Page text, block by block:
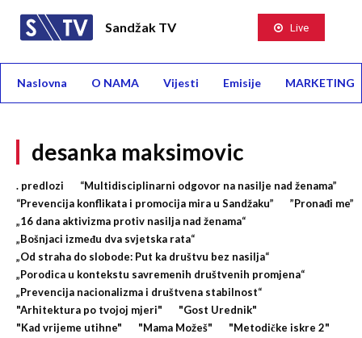
Sandžak TV Live
Naslovna O NAMA Vijesti Emisije MARKETING
desanka maksimovic
. predlozi
“Multidisciplinarni odgovor na nasilje nad ženama”
“Prevencija konflikata i promocija mira u Sandžaku”
”Pronađi me”
„16 dana aktivizma protiv nasilja nad ženama“
„Bošnjaci između dva svjetska rata“
„Od straha do slobode: Put ka društvu bez nasilja“
„Porodica u kontekstu savremenih društvenih promjena“
„Prevencija nacionalizma i društvena stabilnost“
"Arhitektura po tvojoj mjeri"
"Gost Urednik"
"Kad vrijeme utihne"
"Mama Možeš"
"Metodičke iskre 2"